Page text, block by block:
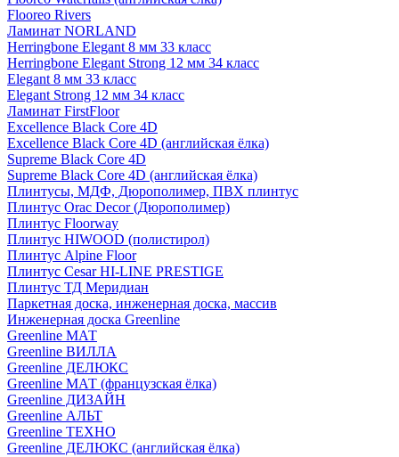
Flooreo Rivers
Ламинат NORLAND
Herringbone Elegant 8 мм 33 класс
Herringbone Elegant Strong 12 мм 34 класс
Elegant 8 мм 33 класс
Elegant Strong 12 мм 34 класс
Ламинат FirstFloor
Excellence Black Core 4D
Excellence Black Core 4D (английская ёлка)
Supreme Black Core 4D
Supreme Black Core 4D (английская ёлка)
Плинтусы, МДФ, Дюрополимер, ПВХ плинтус
Плинтус Orac Decor (Дюрополимер)
Плинтус Floorway
Плинтус HIWOOD (полистирол)
Плинтус Alpine Floor
Плинтус Cesar HI-LINE PRESTIGE
Плинтус ТД Меридиан
Паркетная доска, инженерная доска, массив
Инженерная доска Greenline
Greenline МАТ
Greenline ВИЛЛА
Greenline ДЕЛЮКС
Greenline МАТ (французская ёлка)
Greenline ДИЗАЙН
Greenline АЛЬТ
Greenline ТЕХНО
Greenline ДЕЛЮКС (английская ёлка)